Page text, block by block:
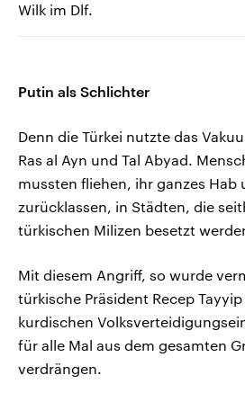
Wilk im Dlf.
Putin als Schlichter
Denn die Türkei nutzte das
Ras al Ayn und Tal Abyad.
mussten fliehen, ihr ganzes Hab
zurücklassen, in Städten, die
türkischen Milizen besetzt
Mit diesem Angriff, so wurde
türkische Präsident Recep
kurdischen
für alle Mal aus dem gesamten
verdrängen.